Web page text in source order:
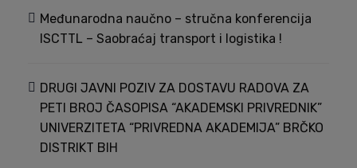
Međunarodna naučno – stručna konferencija
ISCTTL – Saobraćaj transport i logistika !
DRUGI JAVNI POZIV ZA DOSTAVU RADOVA ZA
PETI BROJ ČASOPISA “AKADEMSKI PRIVREDNIK”
UNIVERZITETA “PRIVREDNA AKADEMIJA” BRČKO
DISTRIKT BIH